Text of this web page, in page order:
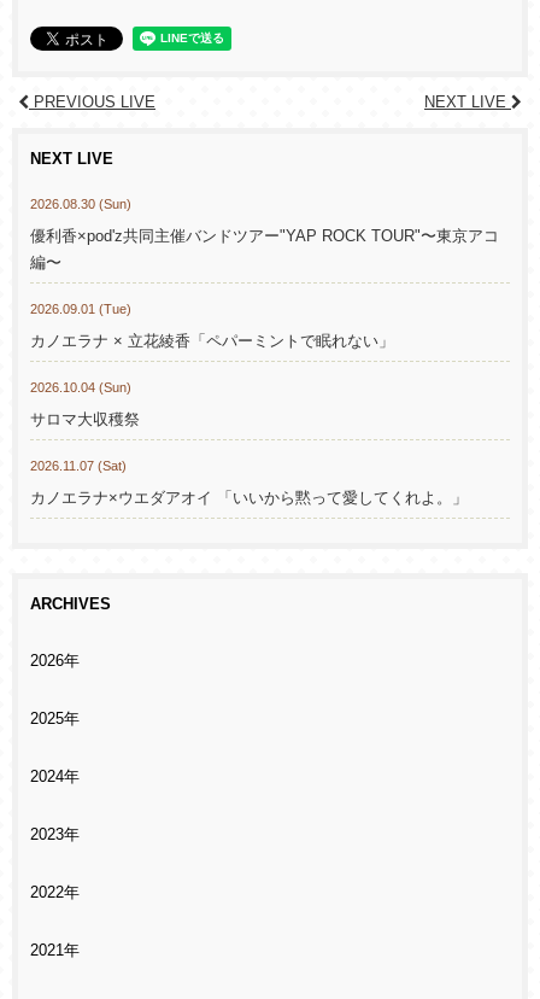
PREVIOUS LIVE NEXT LIVE
NEXT LIVE
2026.08.30 (Sun)
優利香×pod'z共同主催バンドツアー"YAP ROCK TOUR"〜東京アコ
編〜
2026.09.01 (Tue)
カノエラナ × 立花綾香「ペパーミントで眠れない」
2026.10.04 (Sun)
サロマ大収穫祭
2026.11.07 (Sat)
カノエラナ×ウエダアオイ 「いいから黙って愛してくれよ。」
ARCHIVES
2026年
2025年
2024年
2023年
2022年
2021年